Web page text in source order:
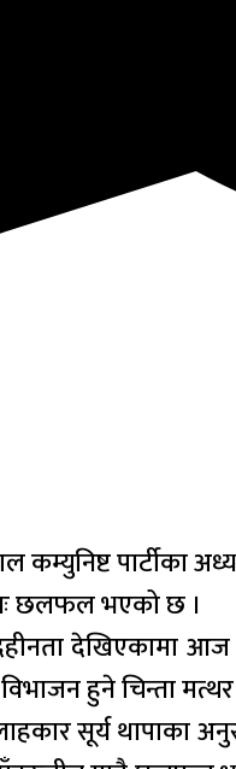
पार्टीका
छलफल भएको छ ।
देखिएकामा आज
विभाजन हुने चिन्ता
सूर्य थापाका